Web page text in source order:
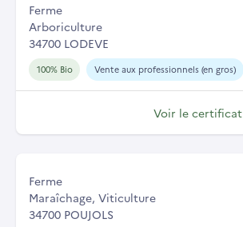
Ferme
Arboriculture
34700 LODEVE
100% Bio Vente aux professionnels (en gros)
Voir le certificat
Ferme
Maraîchage, Viticulture
34700 POUJOLS